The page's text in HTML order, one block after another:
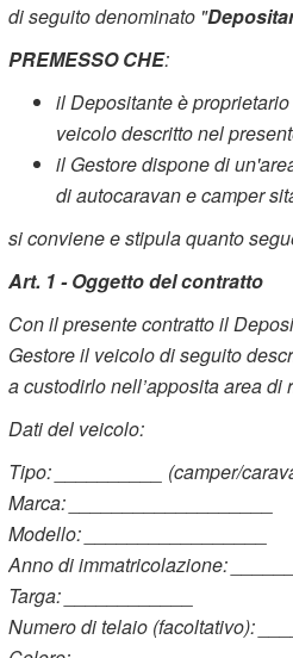
di seguito denominato "
PREMESSO CHE:
il Depositante è
veicolo descritto nel
il Gestore dispone di
di autocaravan e camper
si conviene e stipula quanto
Art. 1 - Oggetto del contratto
Con il presente contratto il
Gestore il veicolo di seguito
a custodirlo nell’apposita area di
Dati del veicolo:
Tipo: __________ (camper/
Marca: ___________________
Modello: _________________
Anno di immatricolazione:
Targa: ____________
Numero di telaio (facoltativo):